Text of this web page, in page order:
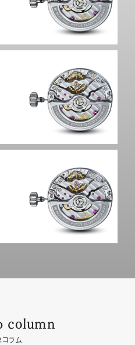
column
ラム